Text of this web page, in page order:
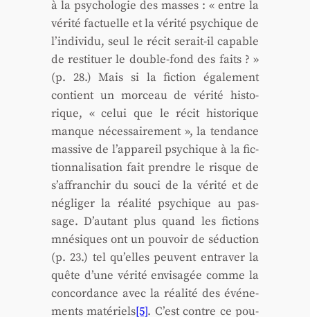
à la psy­cho­lo­gie des masses : « entre la
véri­té fac­tuelle et la véri­té psy­chique de
l’individu, seul le récit serait-il capable
de res­ti­tuer le double-fond des faits ? »
(p. 28.) Mais si la fic­tion éga­le­ment
contient un mor­ceau de véri­té his­to­
rique, « celui que le récit his­to­rique
manque néces­sai­re­ment », la ten­dance
mas­sive de l’appareil psy­chique à la fic­
tion­na­li­sa­tion fait prendre le risque de
s’affranchir du sou­ci de la véri­té et de
négli­ger la réa­li­té psy­chique au pas­
sage. D’autant plus quand les fic­tions
mné­siques ont un pou­voir de séduc­tion
(p. 23.) tel qu’elles peuvent entra­ver la
quête d’une véri­té envi­sa­gée comme la
concor­dance avec la réa­li­té des évé­ne­
ments maté­riels[5]. C’est contre ce pou­